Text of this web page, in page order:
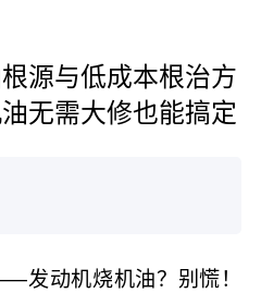
源与低成本根治方
无需大修也能搞定
发动机烧机油？别慌！